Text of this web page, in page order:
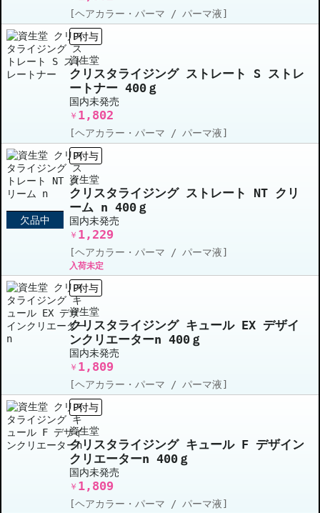
[ヘアカラー・パーマ / パーマ液]
P付与
資生堂
クリスタライジング ストレート S ストレ
ートナー 400ｇ
国内未発売
￥ 1,802
[ヘアカラー・パーマ / パーマ液]
欠品中
P付与
資生堂
クリスタライジング ストレート NT クリ
ーム n 400ｇ
国内未発売
￥ 1,229
[ヘアカラー・パーマ / パーマ液]
入荷未定
P付与
資生堂
クリスタライジング キュール EX デザイ
ンクリエーターn 400ｇ
国内未発売
￥ 1,809
[ヘアカラー・パーマ / パーマ液]
P付与
資生堂
クリスタライジング キュール F デザイン
クリエーターn 400ｇ
国内未発売
￥ 1,809
[ヘアカラー・パーマ / パーマ液]